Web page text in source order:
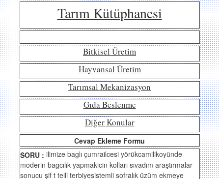
Tarım Kütüphanesi
Bitkisel Üretim
Hayvansal Üretim
Tarımsal Mekanizasyon
Gıda Beslenme
Diğer Konular
Cevap Ekleme Formu
SORU : ilimize baglı çumrailcesi yörükcamilikoyünde
moderin bagcılık yapmakicin kolları sıvadım araştırmalar
sonucu şif t telli terbiyesistemli sofralık üzüm ekmeye